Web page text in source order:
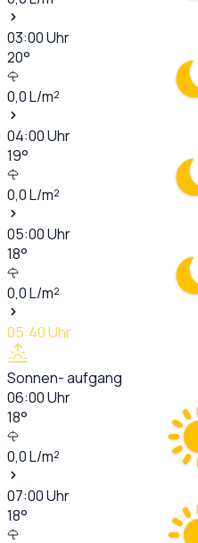
03:00Uhr
20°
0,0L/m²
04:00Uhr
19°
0,0L/m²
05:00Uhr
18°
0,0L/m²
05:40Uhr
Sonnen- aufgang
06:00Uhr
18°
0,0L/m²
07:00Uhr
18°